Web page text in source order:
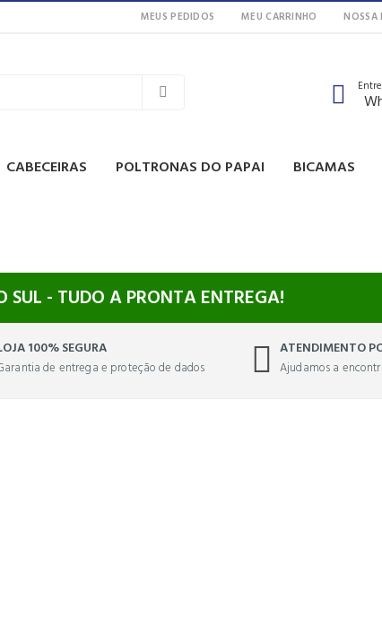
MEUS PEDIDOS MEU CARRINHO NOSSA
CABECEIRAS POLTRONAS DO PAPAI BICAMAS
SUL - TUDO A PRONTA ENTREGA!
100% SEGURA
de entrega e proteção de dados
ATENDIMENTO
Ajudamos a